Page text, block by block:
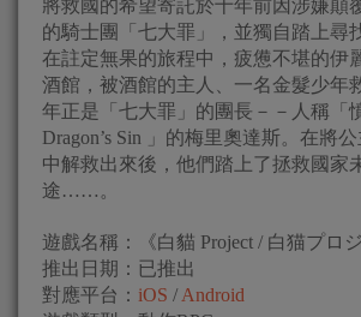
將救國的希望寄託於十年前因涉嫌顛
的騎士團「七大罪」，並獨自踏上尋
在註定無果的旅程中，疲憊不堪的伊
酒館，被酒館的主人、一名金髮少年
年正是「七大罪」的團長－－人稱「
Dragon’s Sin 」的梅里奧達斯。在將
中解救出來後，他們踏上了拯救國家
途……。
遊戲名稱：《白貓 Project / 白猫プロ
推出日期：已推出
對應平台： iOS / Android